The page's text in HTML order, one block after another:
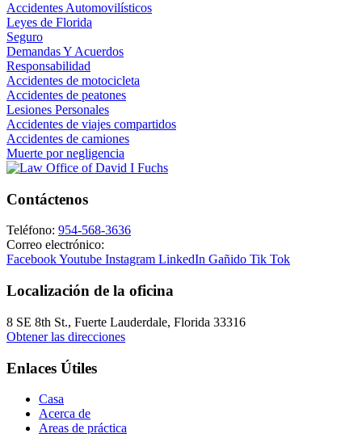
Accidentes Automovilísticos
Leyes de Florida
Seguro
Demandas Y Acuerdos
Responsabilidad
Accidentes de motocicleta
Accidentes de peatones
Lesiones Personales
Accidentes de viajes compartidos
Accidentes de camiones
Muerte por negligencia
Contáctenos
Teléfono: 954-568-3636
Correo electrónico:
FacebookYoutube Instagram LinkedIn Gañido Tik Tok
Localización de la oficina
8 SE 8th St., Fuerte Lauderdale, Florida 33316
Obtener las direcciones
Enlaces Útiles
Casa
Acerca de
Areas de práctica